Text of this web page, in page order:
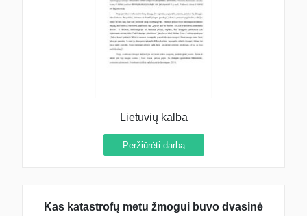
Lietuvių kalba
Peržiūrėti darbą
Kas katastrofų metu žmogui buvo dvasinė